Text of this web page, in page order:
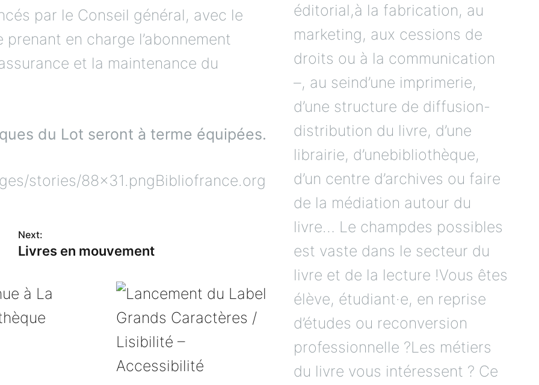
par le Conseil général, avec le
en charge l’abonnement
et la maintenance du
du Lot seront à terme équipées.
Bibliofrance.org
Next:
Livres en mouvement
éditorial,à la fabrication, au
marketing, aux cessions de
droits ou à la communication
–, au seind’une imprimerie,
d’une structure de diffusion-
distribution du livre, d’une
librairie, d’unebibliothèque,
d’un centre d’archives ou faire
de la médiation autour du
livre… Le champdes possibles
est vaste dans le secteur du
livre et de la lecture !Vous êtes
élève, étudiant·e, en reprise
d’études ou reconversion
professionnelle ?Les métiers
du livre vous intéressent ? Ce